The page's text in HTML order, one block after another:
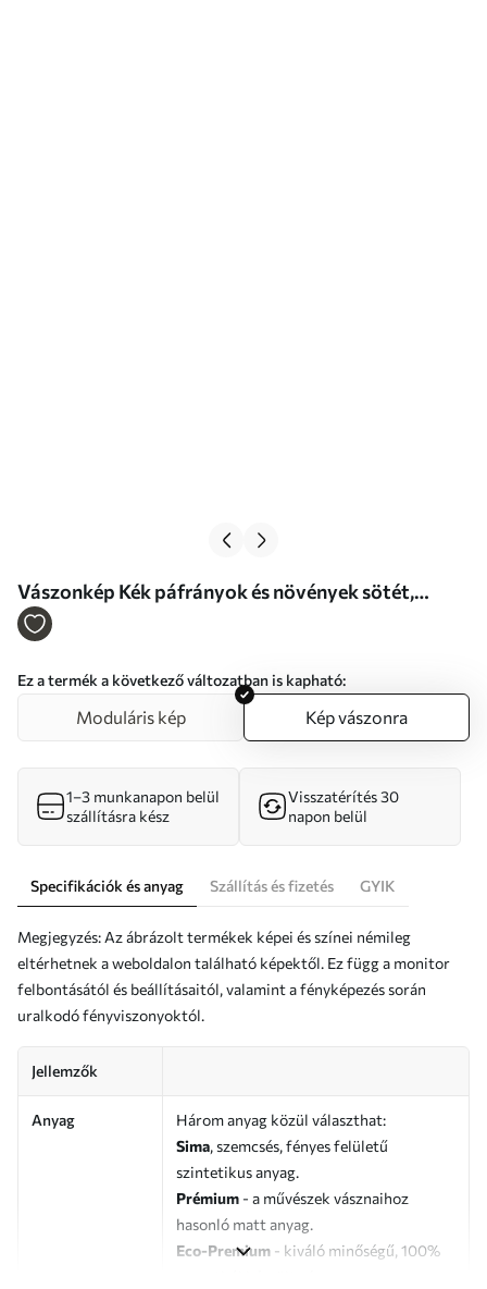
Vászonkép Kék páfrányok és növények sötét,
texturált háttér előtt, a bonyolult részletekre
Ez a termék a következő változatban is kapható:
Moduláris kép Kép vászonra
1–3 munkanapon belül
szállításra kész
Visszatérítés 30
napon belül
Specifikációk és anyag Szállítás és fizetés GYIK
Megjegyzés: Az ábrázolt termékek képei és színei némileg
eltérhetnek a weboldalon található képektől. Ez függ a monitor
felbontásától és beállításaitól, valamint a fényképezés során
uralkodó fényviszonyoktól.
Jellemzők
Anyag
Három anyag közül választhat:
Sima, szemcsés, fényes felületű
szintetikus anyag.
Prémium - a művészek vásznaihoz
hasonló matt anyag.
Eco-Premium - kiváló minőségű, 100%